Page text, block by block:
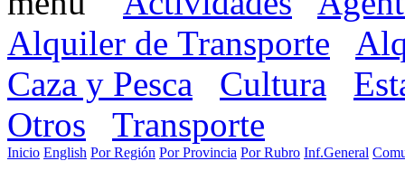
Alquiler de Transporte
Caza y Pesca
Cultura
Otros
Transporte
Inicio English Por Región Por Provincia Por Rubro Inf.General